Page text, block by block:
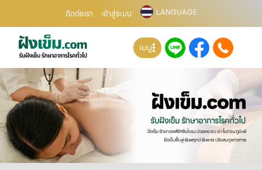
ติดต่อเรา เข้าสู่ระบบ LANGUAGE
เมนู